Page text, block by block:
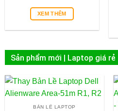
XEM THÊM
Sản phẩm mới | Laptop giá rẻ
BẢN LỀ LAPTOP